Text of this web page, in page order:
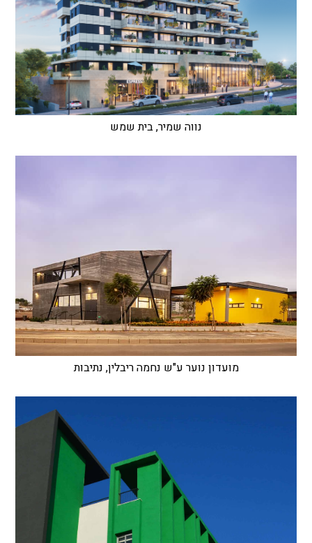
נווה שמיר, בית שמש
מועדון נוער ע"ש נחמה ריבלין, נתיבות